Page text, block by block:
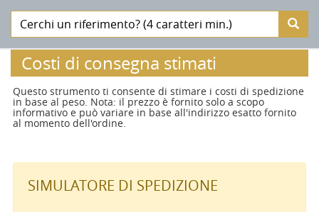
Costi di consegna stimati
Questo strumento ti consente di stimare i costi di spedizione
in base al peso. Nota: il prezzo è fornito solo a scopo
informativo e può variare in base all'indirizzo esatto fornito
al momento dell'ordine.
SIMULATORE DI SPEDIZIONE